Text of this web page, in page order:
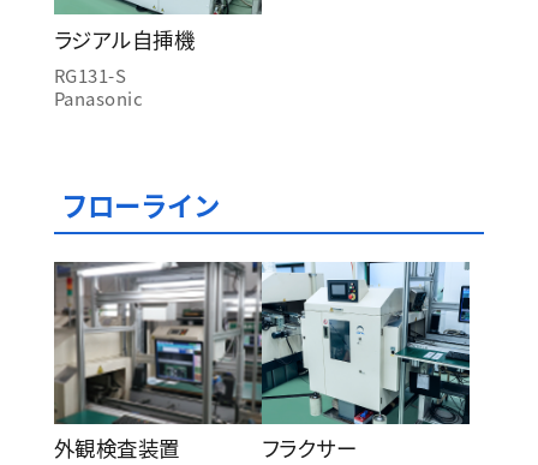
ラジアル自挿機
RG131-S
Panasonic
フローライン
外観検査装置 フラクサー